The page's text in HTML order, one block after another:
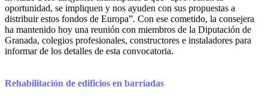
oportunidad, se impliquen y nos ayuden con sus propuestas a
distribuir estos fondos de Europa”. Con ese cometido, la consejera
ha mantenido hoy una reunión con miembros de la Diputación de
Granada, colegios profesionales, constructores e instaladores para
informar de los detalles de esta convocatoria.
Rehabilitación de edificios en barriadas